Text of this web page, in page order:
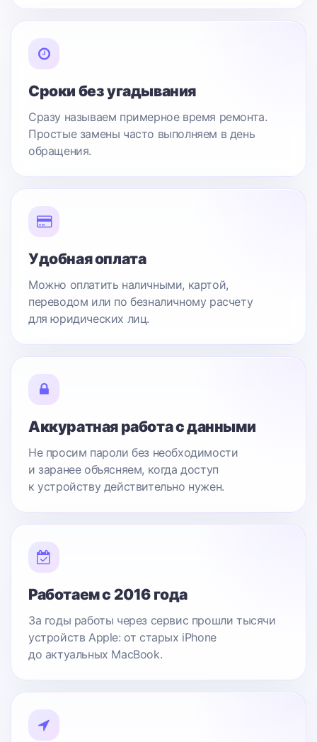
Сроки без угадывания
Сразу называем примерное время ремонта.
Простые замены часто выполняем в день
обращения.
Удобная оплата
Можно оплатить наличными, картой,
переводом или по безналичному расчету
для юридических лиц.
Аккуратная работа с данными
Не просим пароли без необходимости
и заранее объясняем, когда доступ
к устройству действительно нужен.
Работаем с 2016 года
За годы работы через сервис прошли тысячи
устройств Apple: от старых iPhone
до актуальных MacBook.